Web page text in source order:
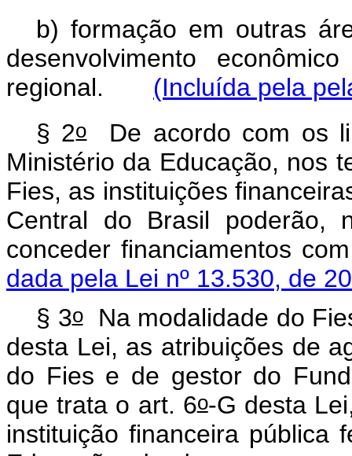
b) formação em outras
desenvolvimento
regional. (Incluída pela
§ 2oDe acordo com os
Ministério da Educação, nos
Fies, as instituições
Central do Brasil poderão,
conceder
dada pela Lei nº 13.530, de
§ 3oNa modalidade do
desta Lei, as atribuições de
do Fies e de gestor do
que trata o art. 6o-G desta
instituição financeira pública